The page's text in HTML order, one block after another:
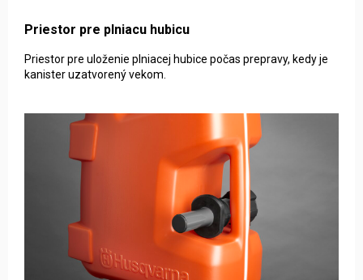
Priestor pre plniacu hubicu
Priestor pre uloženie plniacej hubice počas prepravy, kedy je
kanister uzatvorený vekom.